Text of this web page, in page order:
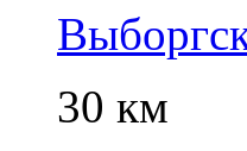
30 км